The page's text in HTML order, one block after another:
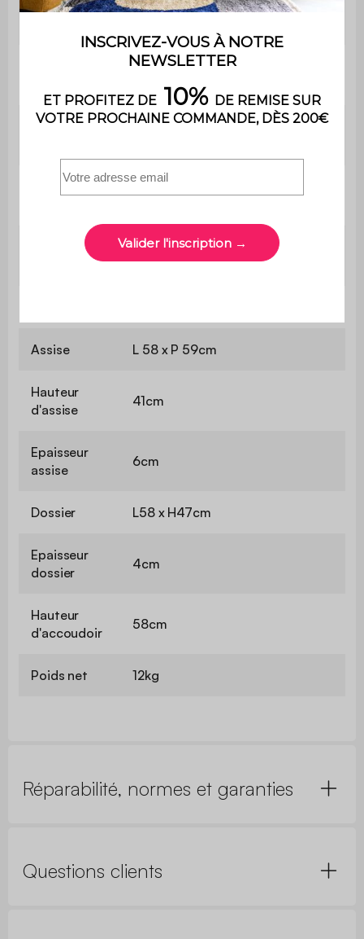
Nombre de
4
Garnissage
Garnissage
Mousse (18kg/m3)
Garnissage
100% polyester
Assise L 58 x P 59cm
Hauteur
d'assise
41cm
Epaisseur
assise
6cm
Dossier L58 x H47cm
Epaisseur
dossier
4cm
Hauteur
d'accoudoir
58cm
Poids net 12kg
Réparabilité, normes et garanties
Questions clients